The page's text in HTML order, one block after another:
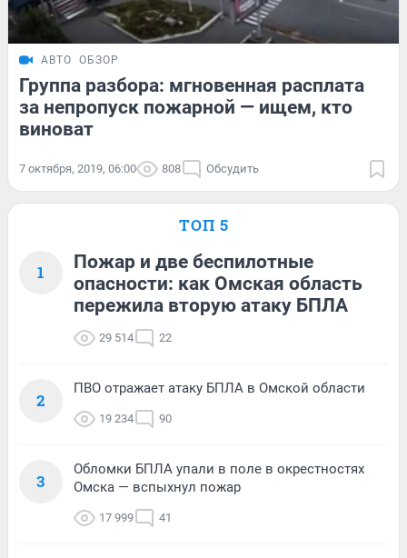
АВТО ОБЗОР
Группа разбора: мгновенная расплата
за непропуск пожарной — ищем, кто
виноват
7 октября, 2019, 06:00 808 Обсудить
ТОП 5
1
Пожар и две беспилотные
опасности: как Омская область
пережила вторую атаку БПЛА
29 514 22
2
ПВО отражает атаку БПЛА в Омской области
19 234 90
3
Обломки БПЛА упали в поле в окрестностях
Омска — вспыхнул пожар
17 999 41